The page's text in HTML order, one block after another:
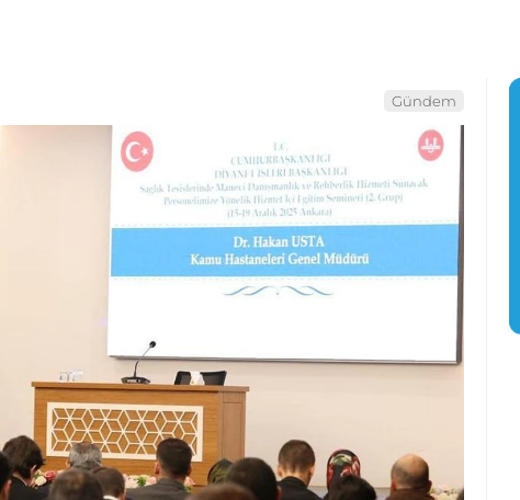
Gündem